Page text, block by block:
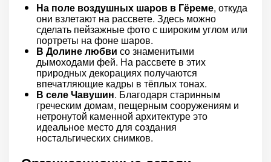
На поле воздушных шаров в Гёреме, откуда
они взлетают на рассвете. Здесь можно
сделать пейзажные фото с широким углом или
портреты на фоне шаров.
В Долине любви со знаменитыми
дымоходами фей. На рассвете в этих
природных декорациях получаются
впечатляющие кадры в тёплых тонах.
В селе Чавушин. Благодаря старинным
греческим домам, пещерным сооружениям и
нетронутой каменной архитектуре это
идеальное место для создания
ностальгических снимков.